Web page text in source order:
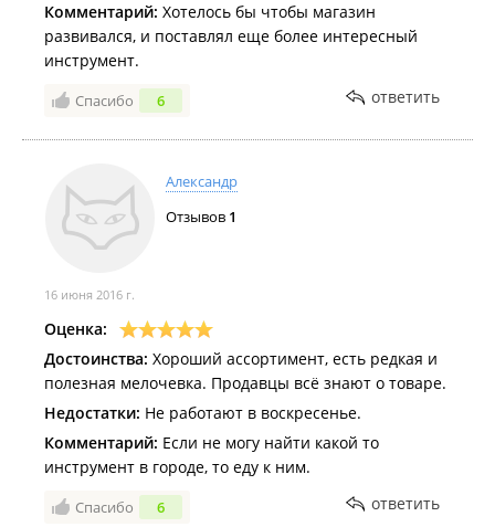
Комментарий: Хотелось бы чтобы магазин
развивался, и поставлял еще более интересный
инструмент.
Спасибо 6 ответить
Александр
Отзывов 1
16 июня 2016 г.
Оценка:
Достоинства: Хороший ассортимент, есть редкая и
полезная мелочевка. Продавцы всё знают о товаре.
Недостатки: Не работают в воскресенье.
Комментарий: Если не могу найти какой то
инструмент в городе, то еду к ним.
Спасибо 6 ответить